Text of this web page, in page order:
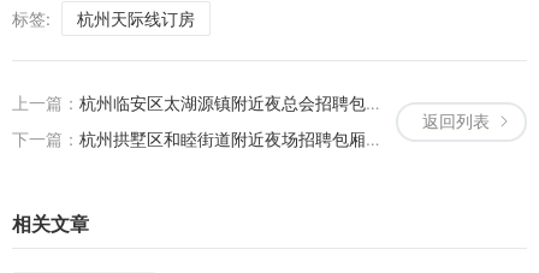
发票！大众点评好像是69！可以免费唱三小时呢！一定要准时到呀！
不然亏了。KTV还有包房，优秀啊！自助餐的菜有点出乎意料之外
还有汤喝，水果任意拿。菜式也多，鱼啊虾啊小吃什么都有！推荐工
作！,
标签: 杭州天际线订房
返回列表
上一篇： 杭州临安区太湖源镇附近夜总会招聘包厢管家,过年放假吗？
下一篇： 杭州拱墅区和睦街道附近夜场招聘包厢陪唱,有没有年龄限制_
相关文章